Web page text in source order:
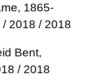
1865-
2018 / 2018
Bent,
/ 2018